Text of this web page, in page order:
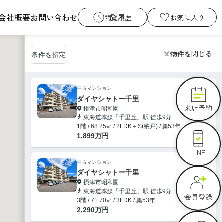
社概要お問い合わせ 閲覧履歴 お気に入り
条件を指定 物件を閉じる
中古マンション
ダイヤシャトー千里
摂津市昭和園
東海道本線「千里丘」駅 徒歩9分
1階 / 68.25㎡ / 2LDK＋S(納戸) / 築53年
1,899万円
中古マンション
ダイヤシャトー千里
摂津市昭和園
東海道本線「千里丘」駅 徒歩9分
3階 / 71.70㎡ / 3LDK / 築53年
2,290万円
物件を閉じる
来店予約
LINE
会員登録